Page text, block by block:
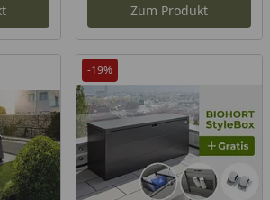
Zum Produkt
-19%